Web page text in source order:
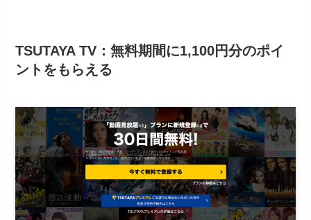
TSUTAYA TV：無料期間に1,100円分のポイ
ントをもらえる